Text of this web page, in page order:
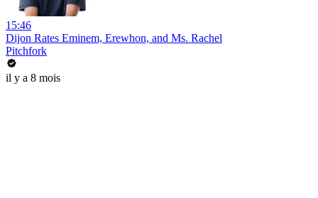
15:46
Dijon Rates Eminem, Erewhon, and Ms. Rachel
Pitchfork
il y a 8 mois